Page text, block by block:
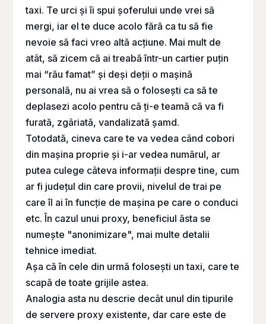
taxi. Te urci și îi spui șoferului unde vrei să
mergi, iar el te duce acolo fără ca tu să fie
nevoie să faci vreo altă acțiune. Mai mult de
atât, să zicem că ai treabă într-un cartier puțin
mai “rău famat” și deși deții o mașină
personală, nu ai vrea să o folosești ca să te
deplasezi acolo pentru că ți-e teamă că va fi
furată, zgâriată, vandalizată șamd.
Totodată, cineva care te va vedea când cobori
din mașina proprie și i-ar vedea numărul, ar
putea culege câteva informații despre tine, cum
ar fi județul din care provii, nivelul de trai pe
care îl ai în funcție de mașina pe care o conduci
etc. În cazul unui proxy, beneficiul ăsta se
numește "anonimizare", mai multe detalii
tehnice imediat.
Așa că în cele din urmă folosești un taxi, care te
scapă de toate grijile astea.
Analogia asta nu descrie decât unul din tipurile
de servere proxy existente, dar care este de